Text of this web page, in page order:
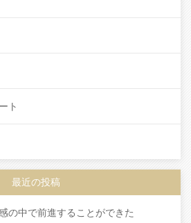
ト
最近の投稿
の中で前進することができた